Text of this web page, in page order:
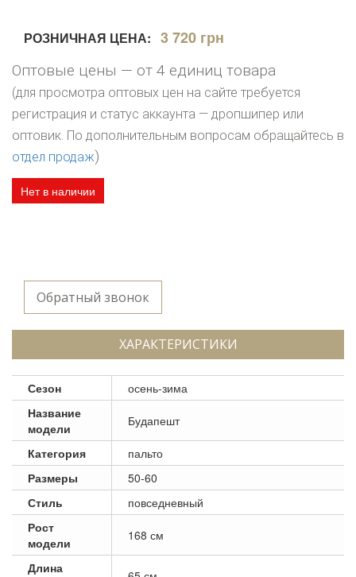
РОЗНИЧНАЯ ЦЕНА: 3 720 грн
Оптовые цены — от 4 единиц товара
(для просмотра оптовых цен на сайте требуется
регистрация и статус аккаунта — дропшипер или
оптовик. По дополнительным вопросам обращайтесь в
отдел продаж)
Нет в наличии
Обратный звонок
ХАРАКТЕРИСТИКИ
Сезон
осень-зима
Название
модели
Будапешт
Категория
пальто
Размеры
50-60
Стиль
повседневный
Рост
модели
168 см
Длина